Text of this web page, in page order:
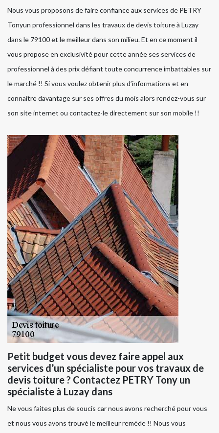
Nous vous proposons de faire confiance aux services de PETRY
Tonyun professionnel dans les travaux de devis toiture à Luzay
dans le 79100 et le meilleur dans son milieu. Et en ce moment il
vous propose en exclusivité pour cette année ses services de
professionnel à des prix défiant toute concurrence imbattables sur
le marché !! Si vous voulez obtenir plus d’informations et en
connaitre davantage sur ses offres du mois alors rendez-vous sur
son site internet ou contactez-le directement sur son mobile !!
Petit budget vous devez faire appel aux
services d’un spécialiste pour vos travaux de
devis toiture ? Contactez PETRY Tony un
spécialiste à Luzay dans
Ne vous faites plus de soucis car nous avons recherché pour vous
et nous vous avons trouvé le meilleur remède !! Nous vous